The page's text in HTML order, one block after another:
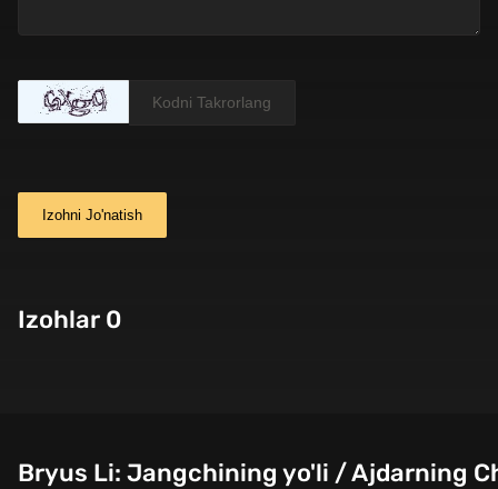
Izohni Jo'natish
Izohlar 0
Bryus Li: Jangchining yo'li / Ajdarning